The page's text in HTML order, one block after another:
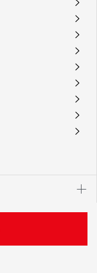
A
A
A
A
A
A
A
A
A